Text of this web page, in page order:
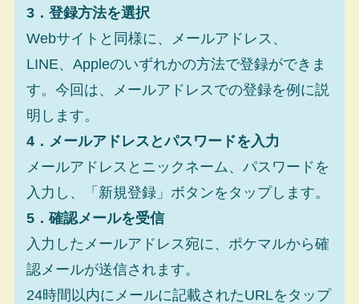
3．登録方法を選択
Webサイトと同様に、メールアドレス、
LINE、Appleのいずれかの方法で登録ができま
す。今回は、メールアドレスでの登録を例に説
明します。
4．メールアドレスとパスワードを入力
メールアドレスとニックネーム、パスワードを
入力し、「新規登録」ボタンをタップします。
5．確認メールを受信
入力したメールアドレス宛に、ポケマルから確
認メールが送信されます。
24時間以内にメールに記載されたURLをタップ